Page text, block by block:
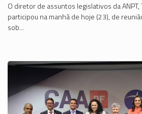
O diretor de assuntos legislativos da
participou na manhã de hoje (23), de
sob...